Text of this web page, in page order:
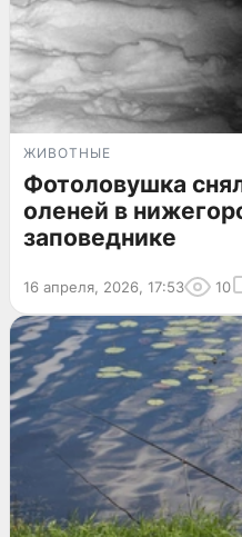
ЖИВОТНЫЕ
Фотоловушка
оленей в
заповеднике
16 апреля, 2026, 17:53 10